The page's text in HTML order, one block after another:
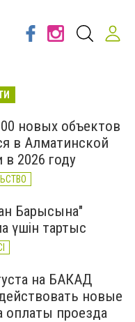
новых объектов
в Алматинской
в 2026 году
Барысына"
үшін тартыс
на БАКАД
новые
оплаты проезда